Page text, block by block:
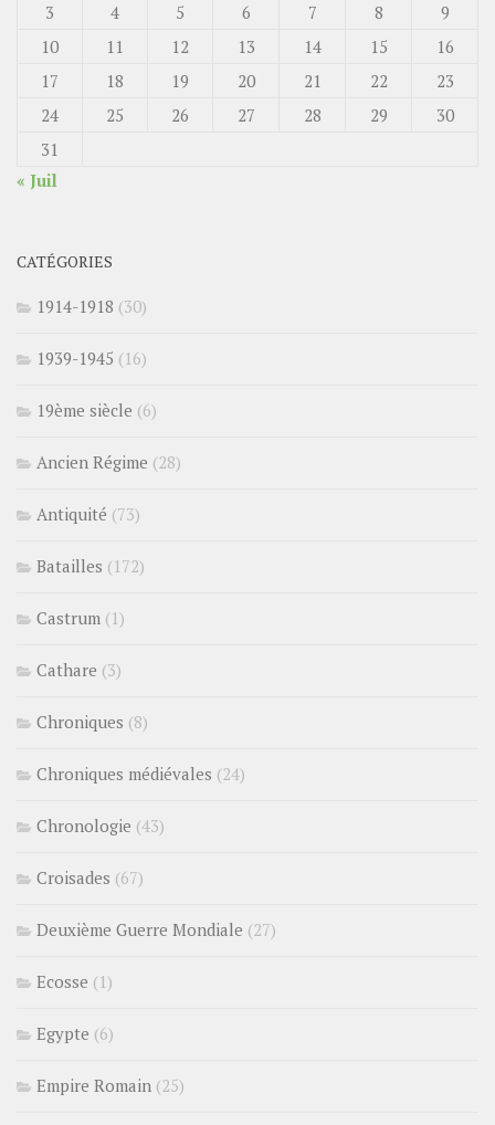
3
4 5 6 7 8
9
10
11 12 13 14 15
16
17
18 19 20 21 22
23
24
25 26 27 28 29
30
31
« Juil
CATÉGORIES
1914-1918 (30)
1939-1945 (16)
19ème siècle (6)
Ancien Régime (28)
Antiquité (73)
Batailles (172)
Castrum (1)
Cathare (3)
Chroniques (8)
Chroniques médiévales (24)
Chronologie (43)
Croisades (67)
Deuxième Guerre Mondiale (27)
Ecosse (1)
Egypte (6)
Empire Romain (25)